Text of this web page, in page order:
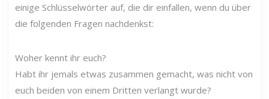
einige Schlüsselwörter auf, die dir einfallen, wenn du über
die folgenden Fragen nachdenkst:
Woher kennt ihr euch?
Habt ihr jemals etwas zusammen gemacht, was nicht von
euch beiden von einem Dritten verlangt wurde?